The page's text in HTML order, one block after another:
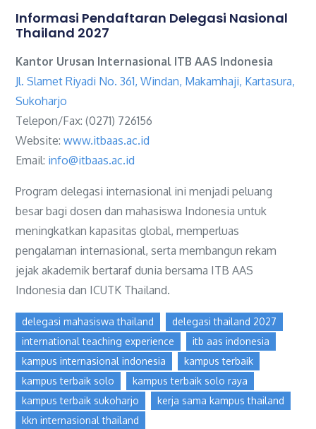
Informasi Pendaftaran Delegasi Nasional
Thailand 2027
Kantor Urusan Internasional ITB AAS Indonesia
Jl. Slamet Riyadi No. 361, Windan, Makamhaji, Kartasura,
Sukoharjo
Telepon/Fax: (0271) 726156
Website:www.itbaas.ac.id
Email: info@itbaas.ac.id
Program delegasi internasional ini menjadi peluang
besar bagi dosen dan mahasiswa Indonesia untuk
meningkatkan kapasitas global, memperluas
pengalaman internasional, serta membangun rekam
jejak akademik bertaraf dunia bersama ITB AAS
Indonesia dan ICUTK Thailand.
delegasi mahasiswa thailand
delegasi thailand 2027
international teaching experience
itb aas indonesia
kampus internasional indonesia
kampus terbaik
kampus terbaik solo
kampus terbaik solo raya
kampus terbaik sukoharjo
kerja sama kampus thailand
kkn internasional thailand